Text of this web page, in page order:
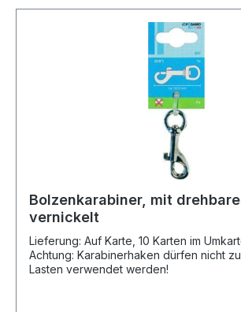
Bolzenkarabiner, mit
vernickelt
Lieferung: Auf Karte, 10 Karten im Umkarton. Hinweis:
Achtung: Karabinerhaken dürfen nicht
Lasten verwendet werden!